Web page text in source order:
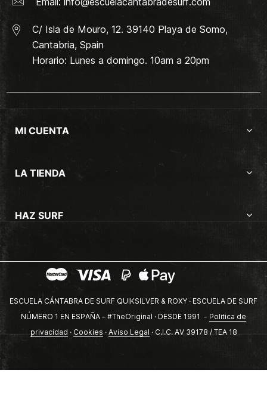
C/ Isla de Mouro, 12. 39140 Playa de Somo,
Cantabria, Spain
Horario: Lunes a domingo. 10am a 20pm
MI CUENTA
LA TIENDA
HAZ SURF
ESCUELA CÁNTABRA DE SURF QUIKSILVER & ROXY · ESCUELA DE SURF
NÚMERO 1 EN ESPAÑA – #TheOriginal · DESDE 1991 - Politica de
privacidad · Cookies · Aviso Legal · C.I.C. AV 39178 / TEA 18